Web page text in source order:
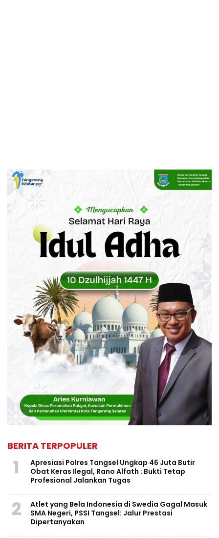
BERITA TERPOPULER
1
Apresiasi Polres Tangsel Ungkap 46 Juta Butir
Obat Keras Ilegal, Rano Alfath : Bukti Tetap
Profesional Jalankan Tugas
2
Atlet yang Bela Indonesia di Swedia Gagal Masuk
SMA Negeri, PSSI Tangsel: Jalur Prestasi
Dipertanyakan